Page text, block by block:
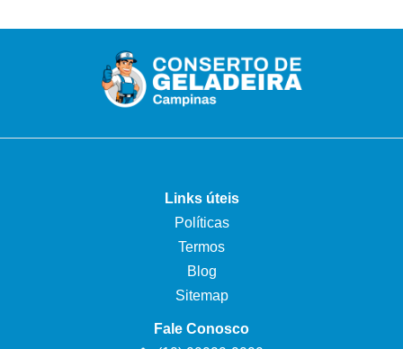
Links úteis
Políticas
Termos
Blog
Sitemap
Fale Conosco